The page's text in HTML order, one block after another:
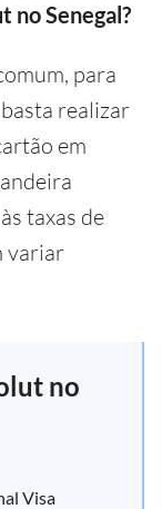
no Senegal?
para
realizar
em
taxas de
variar
no
Visa